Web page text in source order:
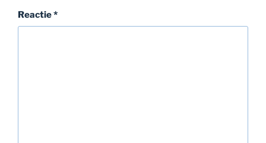
Reactie*